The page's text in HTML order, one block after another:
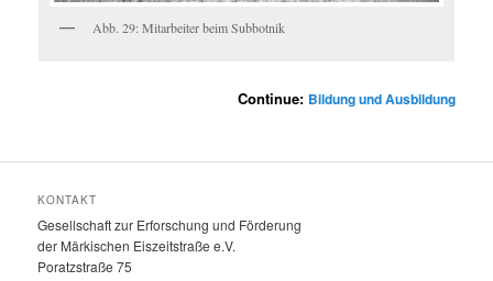
Abb. 29: Mitarbeiter beim Subbotnik
Continue: Bildung und Ausbildung
KONTAKT
Gesellschaft zur Erforschung und Förderung
der Märkischen Eiszeitstraße e.V.
Poratzstraße 75